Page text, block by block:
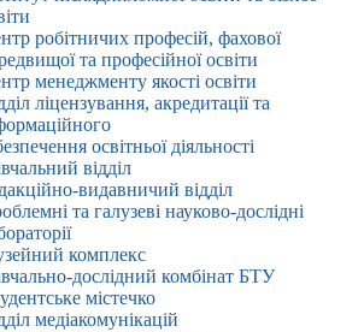
робітничих професій, фахової
та професійної освіти
менеджменту якості освіти
ліцензування, акредитації та
освітньої діяльності
відділ
видавничий відділ
та галузеві науково-дослідні
комплекс
дослідний комбінат БТУ
містечко
медіакомунікацій